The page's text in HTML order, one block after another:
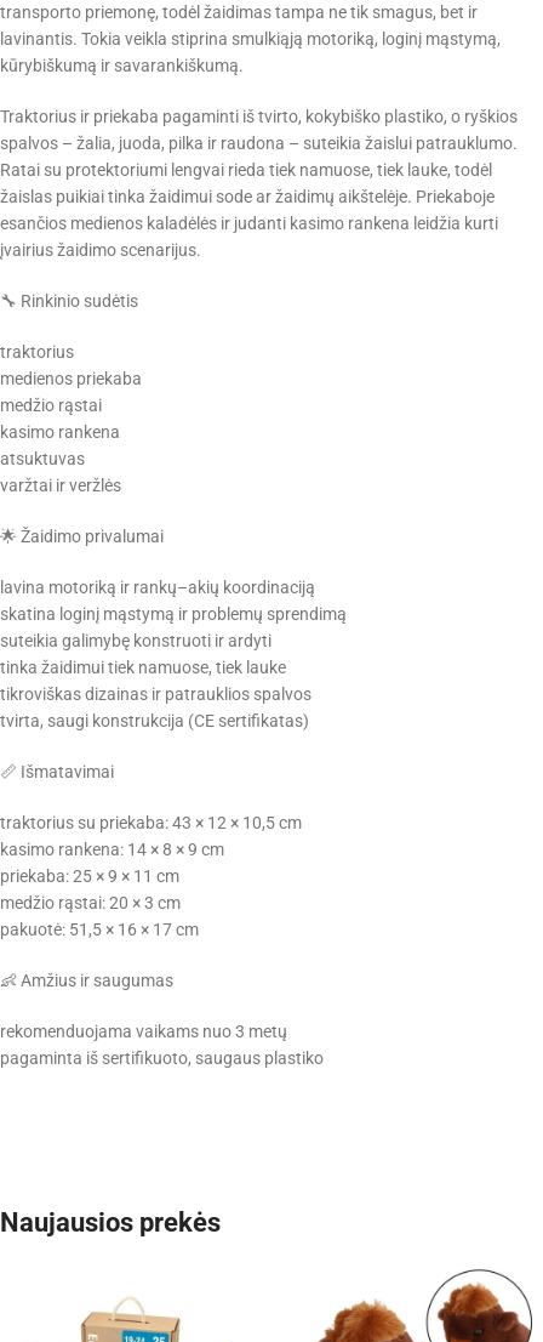
transporto priemonę, todėl žaidimas tampa ne tik smagus, bet ir
lavinantis. Tokia veikla stiprina smulkiąją motoriką, loginį mąstymą,
kūrybiškumą ir savarankiškumą.
Traktorius ir priekaba pagaminti iš tvirto, kokybiško plastiko, o ryškios
spalvos – žalia, juoda, pilka ir raudona – suteikia žaislui patrauklumo.
Ratai su protektoriumi lengvai rieda tiek namuose, tiek lauke, todėl
žaislas puikiai tinka žaidimui sode ar žaidimų aikštelėje. Priekaboje
esančios medienos kaladėlės ir judanti kasimo rankena leidžia kurti
įvairius žaidimo scenarijus.
🔧 Rinkinio sudėtis
traktorius
medienos priekaba
medžio rąstai
kasimo rankena
atsuktuvas
varžtai ir veržlės
🌟 Žaidimo privalumai
lavina motoriką ir rankų–akių koordinaciją
skatina loginį mąstymą ir problemų sprendimą
suteikia galimybę konstruoti ir ardyti
tinka žaidimui tiek namuose, tiek lauke
tikroviškas dizainas ir patrauklios spalvos
tvirta, saugi konstrukcija (CE sertifikatas)
📏 Išmatavimai
traktorius su priekaba: 43 × 12 × 10,5 cm
kasimo rankena: 14 × 8 × 9 cm
priekaba: 25 × 9 × 11 cm
medžio rąstai: 20 × 3 cm
pakuotė: 51,5 × 16 × 17 cm
👶 Amžius ir saugumas
rekomenduojama vaikams nuo 3 metų
pagaminta iš sertifikuoto, saugaus plastiko
Naujausios prekės